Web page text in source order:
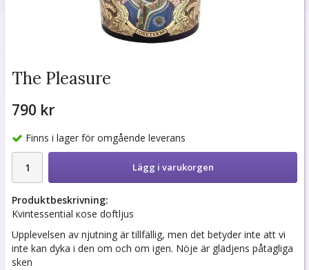
The Pleasure
790 kr
Finns i lager för omgående leverans
Lägg i varukorgen
Produktbeskrivning:
Kvintessential кose doftljus
Upplevelsen av njutning är tillfällig, men det betyder inte att vi
inte kan dyka i den om och om igen. Nöje är glädjens påtagliga
sken